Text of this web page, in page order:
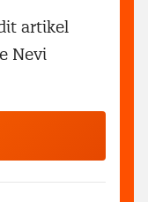
artikel
Nevi